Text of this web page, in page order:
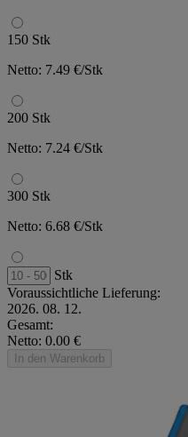
150 Stk
Netto: 7.49 €/Stk
200 Stk
Netto: 7.24 €/Stk
300 Stk
Netto: 6.68 €/Stk
Stk
Voraussichtliche Lieferung:
2026. 08. 12.
Gesamt:
Netto: 0.00 €
In den Warenkorb